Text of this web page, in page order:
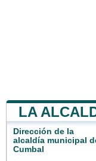
LA
Dirección de la
alcaldía municipal
Cumbal